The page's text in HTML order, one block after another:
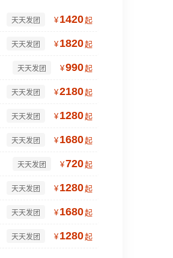
天天发团 ¥ 1420起
天天发团 ¥ 1820起
天天发团 ¥990起
天天发团 ¥2180起
天天发团 ¥ 1280起
天天发团 ¥ 1680起
天天发团 ¥720起
天天发团 ¥ 1280起
天天发团 ¥ 1680起
天天发团 ¥ 1280起